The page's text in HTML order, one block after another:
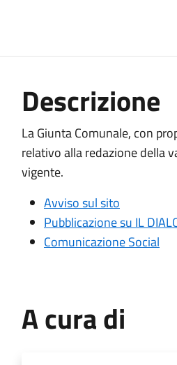
Descrizione
La Giunta Comunale, con
relativo alla redazione della
vigente.
Avviso sul sito
Pubblicazione su IL
Comunicazione Social
A cura di